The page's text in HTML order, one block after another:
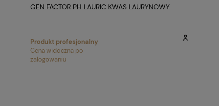
GEN FACTOR PH LAURIC KWAS LAURYNOWY
Produkt profesjonalny
Cena widoczna po
zalogowaniu